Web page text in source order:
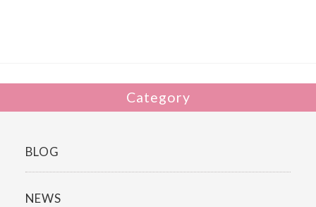
Category
BLOG
NEWS